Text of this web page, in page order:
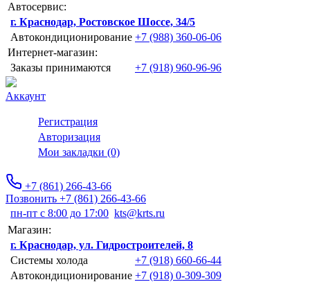
Автосервис:
г. Краснодар, Ростовское Шоссе, 34/5
Автокондиционирование +7 (988) 360-06-06
Интернет-магазин:
Заказы принимаются
+7 (918) 960-96-96
Аккаунт
Регистрация
Авторизация
Мои закладки (0)
+7 (861) 266-43-66
Позвонить +7 (861) 266-43-66
пн-пт с 8:00 до 17:00 kts@krts.ru
Магазин:
г. Краснодар, ул. Гидростроителей, 8
Системы холода
+7 (918) 660-66-44
Автокондиционирование +7 (918) 0-309-309